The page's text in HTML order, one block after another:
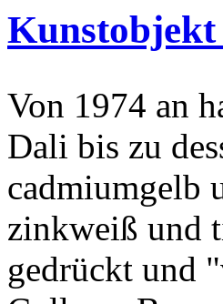
Kunstobjekt
Von 1974 an
Dali bis zu
cadmiumgelb
zinkweiß und
gedrückt und